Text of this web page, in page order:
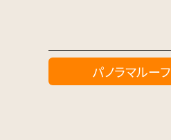
パノラマルーフ